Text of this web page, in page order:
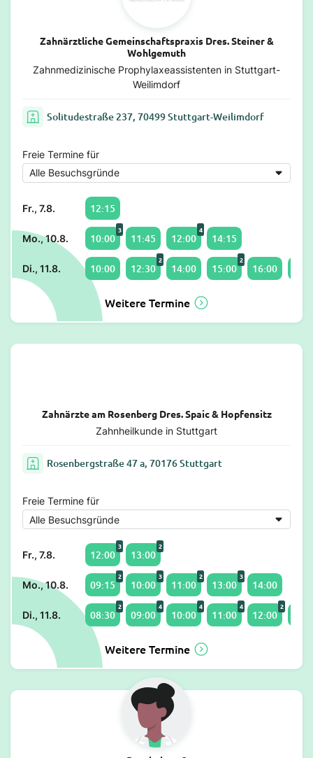
Zahnärztliche Gemeinschaftspraxis Dres. Steiner &
Wohlgemuth
Zahnmedizinische Prophylaxeassistenten in Stuttgart-
Weilimdorf
Solitudestraße 237, 70499 Stuttgart-Weilimdorf
Freie Termine für
Fr., 7.8. 12:15
Mo., 10.8. 10:00
3
11:45 12:00
4
14:15
Di., 11.8. 10:00 12:30
2
14:00 15:00
2
16:00
Weitere Termine
Zahnärzte am Rosenberg Dres. Spaic & Hopfensitz
Zahnheilkunde in Stuttgart
Rosenbergstraße 47 a, 70176 Stuttgart
Freie Termine für
Fr., 7.8. 12:00
3
13:00
2
Mo., 10.8. 09:15
2
10:00
3
11:00
2
13:00
3
14:00
Di., 11.8. 08:30
2
09:00
4
10:00
4
11:00
4
12:00
2
Weitere Termine